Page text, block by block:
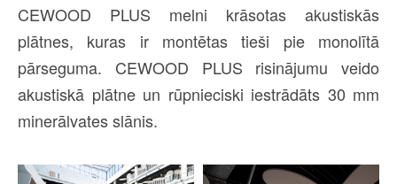
CEWOOD PLUS melni krāsotas akustiskās
plātnes, kuras ir montētas tieši pie monolītā
pārseguma. CEWOOD PLUS risinājumu veido
akustiskā plātne un rūpnieciski iestrādāts 30 mm
minerālvates slānis.